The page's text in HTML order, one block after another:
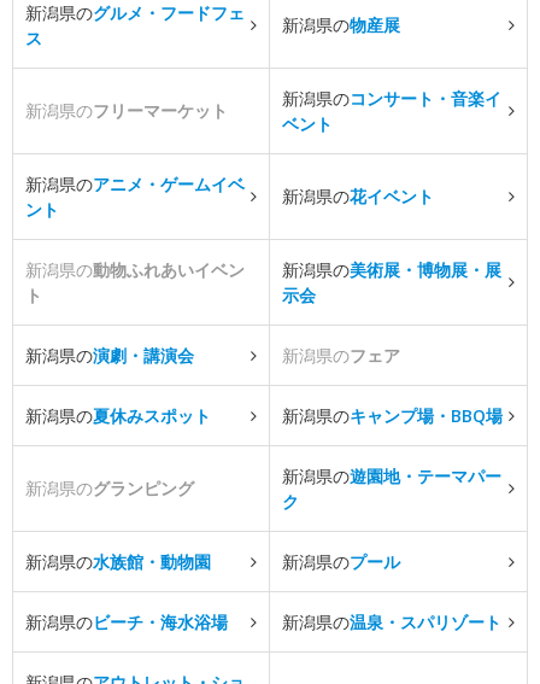
新潟県のグルメ・フードフェ
ス
新潟県の物産展
新潟県のフリーマーケット
新潟県のコンサート・音楽イ
ベント
新潟県のアニメ・ゲームイベ
ント
新潟県の花イベント
新潟県の動物ふれあいイベン
ト
新潟県の美術展・博物展・展
示会
新潟県の演劇・講演会 新潟県のフェア
新潟県の夏休みスポット 新潟県のキャンプ場・BBQ場
新潟県のグランピング
新潟県の遊園地・テーマパー
ク
新潟県の水族館・動物園 新潟県のプール
新潟県のビーチ・海水浴場 新潟県の温泉・スパリゾート